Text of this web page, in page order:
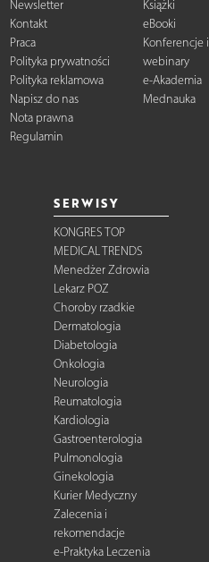
Newsletter
Kontakt
Praca
Polityka prywatności
Polityka reklamowa
Napisz do nas
Nota prawna
Regulamin
Książki
eBooki
Konferencje i
webinary
e-Akademia
Mednauka
SERWISY
KONGRES TOP
MEDICAL TRENDS
Menedżer Zdrowia
Lekarz POZ
Choroby rzadkie
Dermatologia
Diabetologia
Onkologia
Neurologia
Reumatologia
Kardiologia
Gastroenterologia
Pulmonologia
Ginekologia
Kurier Medyczny
Zalecenia i
rekomendacje
e-Praktyka Leczenia